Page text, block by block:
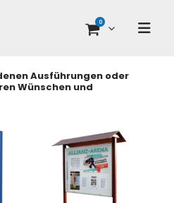
0
Ausführungen oder
Wünschen und